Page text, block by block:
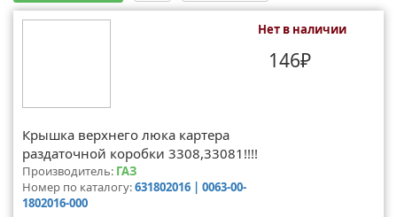
Нет в наличии
146₽
Крышка верхнего люка картера
раздаточной коробки 3308,33081!!!!
Производитель: ГАЗ
Номер по каталогу:631802016 | 0063-00-
1802016-000